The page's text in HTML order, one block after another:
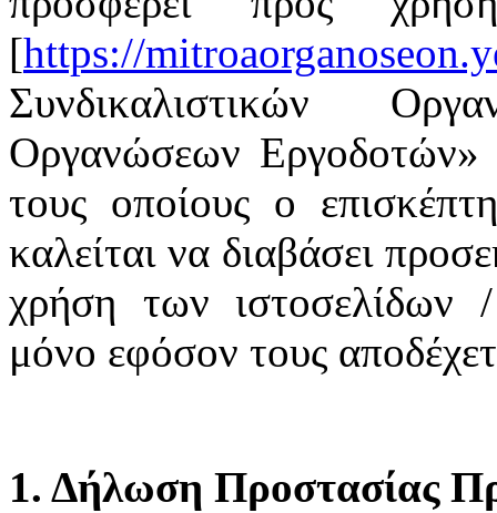
[https://
Συνδικαλιστικών
Οργανώσεων Εργοδοτών»
τους οποίους ο
καλείται να διαβάσει
χρήση των ιστοσελίδων
μόνο εφόσον τους
1. Δήλωση Προστασίας